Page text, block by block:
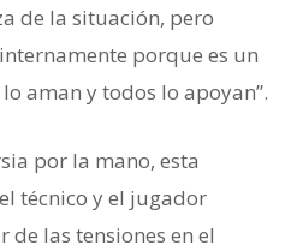
de la situación, pero
porque es un
aman y todos lo apoyan”.
por la mano, esta
técnico y el jugador
de las tensiones en el